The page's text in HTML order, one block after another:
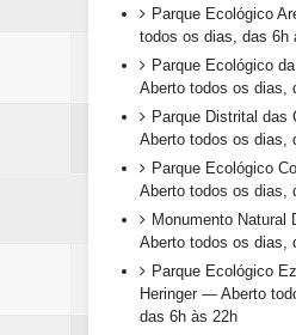
Parque Ecológico
todos os dias, das 6h
Parque Ecológico
Aberto todos os dias,
Parque Distrital
Aberto todos os dias,
Parque Ecológico
Aberto todos os dias,
Monumento
Aberto todos os dias,
Parque Ecológico
Heringer — Aberto
das 6h às 22h